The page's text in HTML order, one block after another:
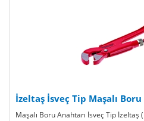
İzeltaş İsveç Tip Maşalı
Maşalı Boru Anahtarı İsveç Tip İzeltaş